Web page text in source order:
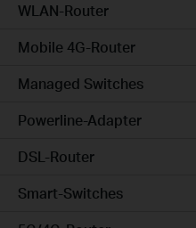
WLAN-Router
Mobile 4G-Router
Managed Switches
Powerline-Adapter
DSL-Router
Smart-Switches